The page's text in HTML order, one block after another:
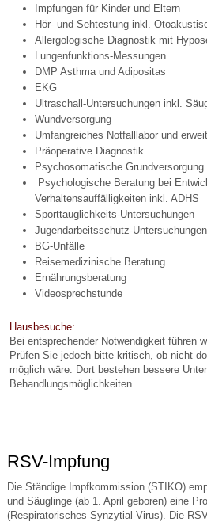
Impfungen für Kinder und Eltern
Hör- und Sehtestung inkl.
Allergologische Diagnostik mit
Lungenfunktions-Messungen
DMP Asthma und Adipositas
EKG
Ultraschall-Untersuchungen inkl.
Wundversorgung
Umfangreiches Notfalllabor und
Präoperative Diagnostik
Psychosomatische Grundversorgung
Psychologische Beratung bei
Verhaltensauffälligkeiten inkl. ADHS
Sporttauglichkeits-Untersuchungen
Jugendarbeitsschutz-Untersuchungen
BG-Unfälle
Reisemedizinische Beratung
Ernährungsberatung
Videosprechstunde
Hausbesuche:
Bei entsprechender Notwendigkeit führen
Prüfen Sie jedoch bitte kritisch, ob nicht
möglich wäre. Dort bestehen bessere
Behandlungsmöglichkeiten.
RSV-Impfung
Die Ständige Impfkommission (STIKO)
und Säuglinge (ab 1. April geboren) eine
(Respiratorisches Synzytial-Virus). Die